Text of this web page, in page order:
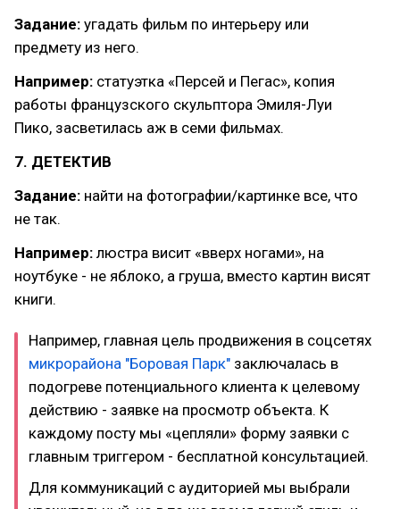
Задание: угадать фильм по интерьеру или
предмету из него.
Например: статуэтка «Персей и Пегас», копия
работы французского скульптора Эмиля-Луи
Пико, засветилась аж в семи фильмах.
7. ДЕТЕКТИВ
Задание: найти на фотографии/картинке все, что
не так.
Например: люстра висит «вверх ногами», на
ноутбуке - не яблоко, а груша, вместо картин висят
книги.
Например, главная цель продвижения в соцсетях
микрорайона "Боровая Парк" заключалась в
подогреве потенциального клиента к целевому
действию - заявке на просмотр объекта. К
каждому посту мы «цепляли» форму заявки с
главным триггером - бесплатной консультацией.
Для коммуникаций с аудиторией мы выбрали